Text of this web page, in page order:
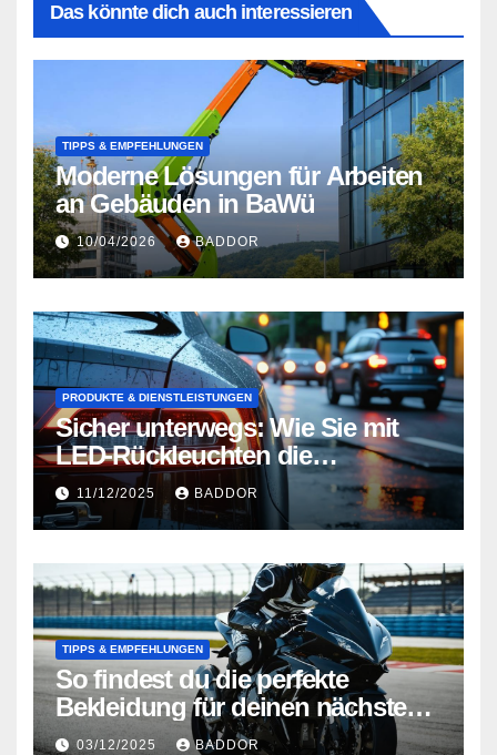
Das könnte dich auch interessieren
TIPPS & EMPFEHLUNGEN
Moderne Lösungen für Arbeiten
an Gebäuden in BaWü
10/04/2026 BADDOR
PRODUKTE & DIENSTLEISTUNGEN
Sicher unterwegs: Wie Sie mit
LED-Rückleuchten die
Verkehrssicherheit erhöhen
11/12/2025 BADDOR
TIPPS & EMPFEHLUNGEN
So findest du die perfekte
Bekleidung für deinen nächsten
Wettbewerb
03/12/2025 BADDOR